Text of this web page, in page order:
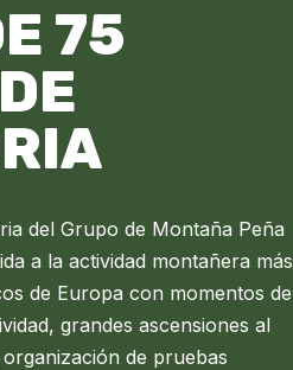
75
del Grupo de Montaña Peña
a la actividad montañera más
de Europa con momentos de
grandes ascensiones al
de pruebas